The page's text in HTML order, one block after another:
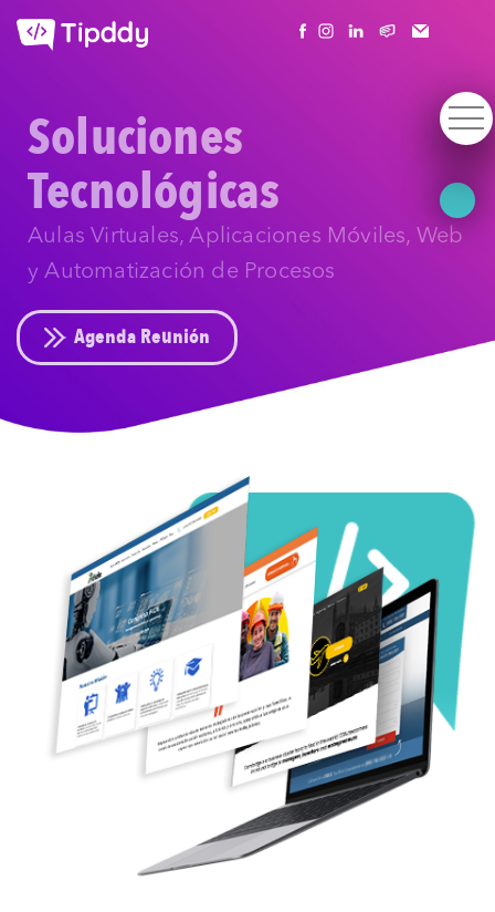
Soluciones
Tecnológicas
Aulas Virtuales, Aplicaciones Móviles, Web
y Automatización de Procesos
Agenda Reunión